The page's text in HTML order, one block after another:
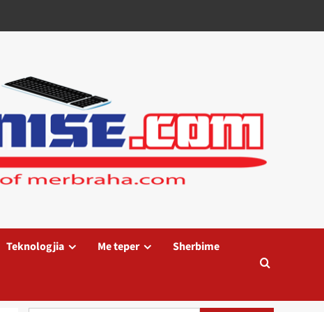
Teknologjia Me teper Sherbime